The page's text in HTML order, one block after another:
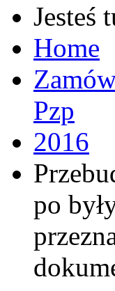
Jesteś
Home
Pzp
2016
po